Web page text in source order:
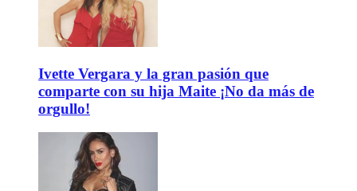
Ivette Vergara y la gran pasión que
comparte con su hija Maite ¡No da más de
orgullo!